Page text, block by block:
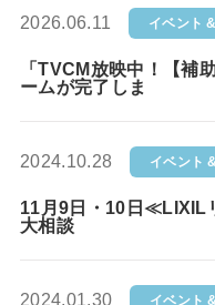
2026.06.11 イベント
「TVCM放映中！【補
ームが完了しま
2024.10.28 イベント
11月9日・10日≪LIXIL
大相談
2024.01.30 イベント